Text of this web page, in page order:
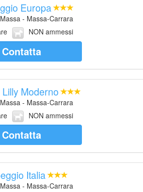
Europa
- Massa-Carrara
NON ammessi
Contatta
Moderno
- Massa-Carrara
NON ammessi
Contatta
Italia
- Massa-Carrara